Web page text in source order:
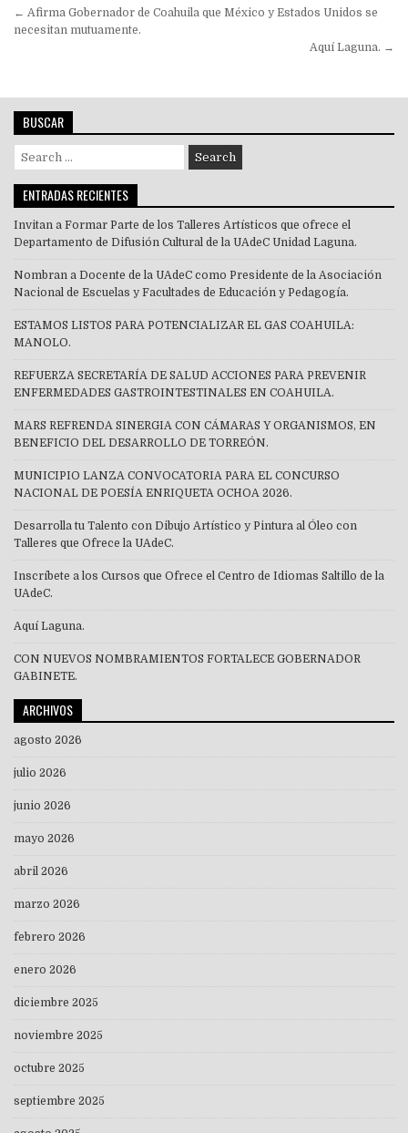
Navegación
de
← Afirma Gobernador de Coahuila que México y Estados Unidos se
necesitan mutuamente.
Aquí Laguna. →
BUSCAR
Search
for:
ENTRADAS RECIENTES
Invitan a Formar Parte de los Talleres Artísticos que ofrece el
Departamento de Difusión Cultural de la UAdeC Unidad Laguna.
Nombran a Docente de la UAdeC como Presidente de la Asociación
Nacional de Escuelas y Facultades de Educación y Pedagogía.
ESTAMOS LISTOS PARA POTENCIALIZAR EL GAS COAHUILA:
MANOLO.
REFUERZA SECRETARÍA DE SALUD ACCIONES PARA PREVENIR
ENFERMEDADES GASTROINTESTINALES EN COAHUILA.
MARS REFRENDA SINERGIA CON CÁMARAS Y ORGANISMOS, EN
BENEFICIO DEL DESARROLLO DE TORREÓN.
MUNICIPIO LANZA CONVOCATORIA PARA EL CONCURSO
NACIONAL DE POESÍA ENRIQUETA OCHOA 2026.
Desarrolla tu Talento con Dibujo Artístico y Pintura al Óleo con
Talleres que Ofrece la UAdeC.
Inscríbete a los Cursos que Ofrece el Centro de Idiomas Saltillo de la
UAdeC.
Aquí Laguna.
CON NUEVOS NOMBRAMIENTOS FORTALECE GOBERNADOR
GABINETE.
ARCHIVOS
agosto 2026
julio 2026
junio 2026
mayo 2026
abril 2026
marzo 2026
febrero 2026
enero 2026
diciembre 2025
noviembre 2025
octubre 2025
septiembre 2025